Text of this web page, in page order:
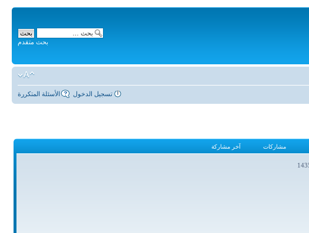
بحث متقدم
الأسئلة المتكررة تسجيل الدخول
مشاركات آخر مشاركة